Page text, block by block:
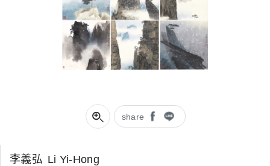
share
李義弘 Li Yi-Hong